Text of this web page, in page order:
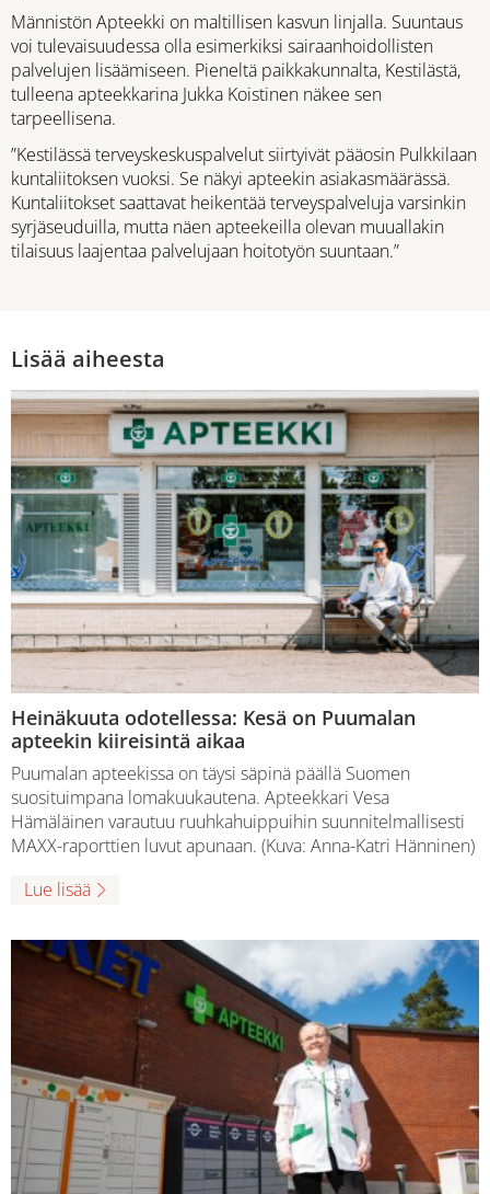
Männistön Apteekki on maltillisen kasvun linjalla. Suuntaus
voi tulevaisuudessa olla esimerkiksi sairaanhoidollisten
palvelujen lisäämiseen. Pieneltä paikkakunnalta, Kestilästä,
tulleena apteekkarina Jukka Koistinen näkee sen
tarpeellisena.
”Kestilässä terveyskeskuspalvelut siirtyivät pääosin Pulkkilaan
kuntaliitoksen vuoksi. Se näkyi apteekin asiakasmäärässä.
Kuntaliitokset saattavat heikentää terveyspalveluja varsinkin
syrjäseuduilla, mutta näen apteekeilla olevan muuallakin
tilaisuus laajentaa palvelujaan hoitotyön suuntaan.”
Lisää aiheesta
Heinäkuuta odotellessa: Kesä on Puumalan
apteekin kiireisintä aikaa
Puumalan apteekissa on täysi säpinä päällä Suomen
suosituimpana lomakuukautena. Apteekkari Vesa
Hämäläinen varautuu ruuhkahuippuihin suunnitelmallisesti
MAXX-raporttien luvut apunaan. (Kuva: Anna-Katri Hänninen)
Lue lisää